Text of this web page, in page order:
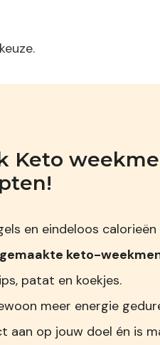
Keto
en eindeloos calorieën
keto-
patat en koekjes.
meer energie
aan op jouw doel én is